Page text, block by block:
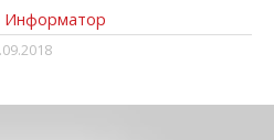
Информатор